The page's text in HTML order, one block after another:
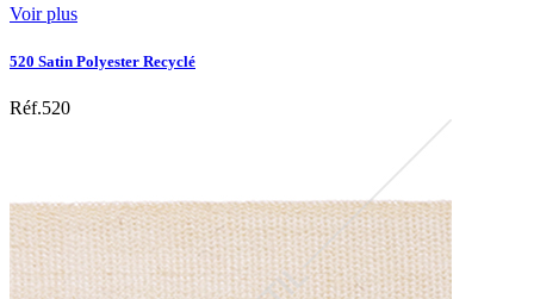
Voir plus
520 Satin Polyester Recyclé
Réf.520